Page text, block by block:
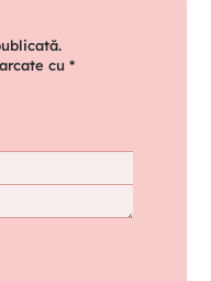
cu *